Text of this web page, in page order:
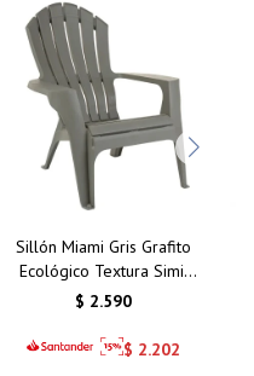
Sillón Miami Gris Grafito
Ecológico Textura Simil
Madera
$ 2.590
$ 2.202